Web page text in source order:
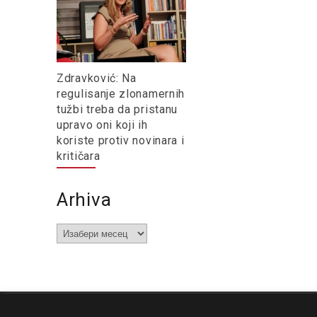
Zdravković: Na
regulisanje zlonamernih
tužbi treba da pristanu
upravo oni koji ih
koriste protiv novinara i
kritičara
Arhiva
Arhiva